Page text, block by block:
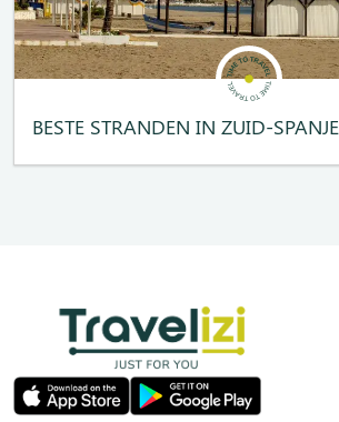
BESTE STRANDEN IN ZUID-SPANJE